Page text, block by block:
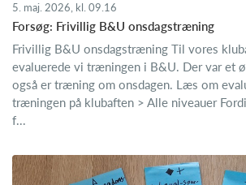
5. maj. 2026, kl. 09.16
Forsøg: Frivillig B&U onsdagstræning
Frivillig B&U onsdagstræning Til vores
evaluerede vi træningen i B&U. Der var et
også er træning om onsdagen. Læs om
træningen på klubaften > Alle niveauer
f...